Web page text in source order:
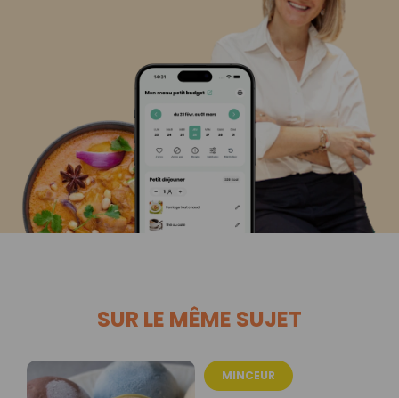
SUR LE MÊME SUJET
MINCEUR